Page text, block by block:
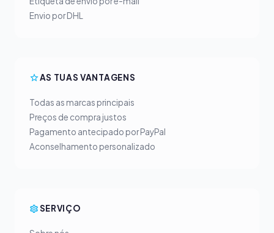
Envio por DHL
AS TUAS VANTAGENS
Todas as marcas principais
Preços de compra justos
Pagamento antecipado por PayPal
Aconselhamento personalizado
SERVIÇO